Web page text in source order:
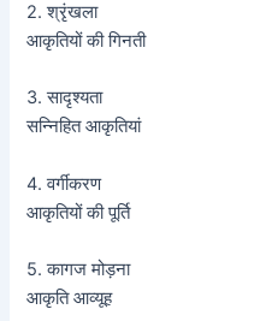
2.
आकृतियों की गिनती
3.
सन्निहित आकृतियां
4.
आकृतियों की पूर्ति
5. कागज
आकृति आव्यूह